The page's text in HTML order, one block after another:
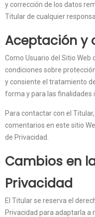
y corrección de los datos
Titular de cualquier
Aceptación y
Como Usuario del Sitio
condiciones sobre
y consiente el tratamiento
forma y para las finalidades
Para contactar con el
comentarios en este sitio
de Privacidad.
Cambios en
Privacidad
El Titular se reserva el
Privacidad para adaptarla a